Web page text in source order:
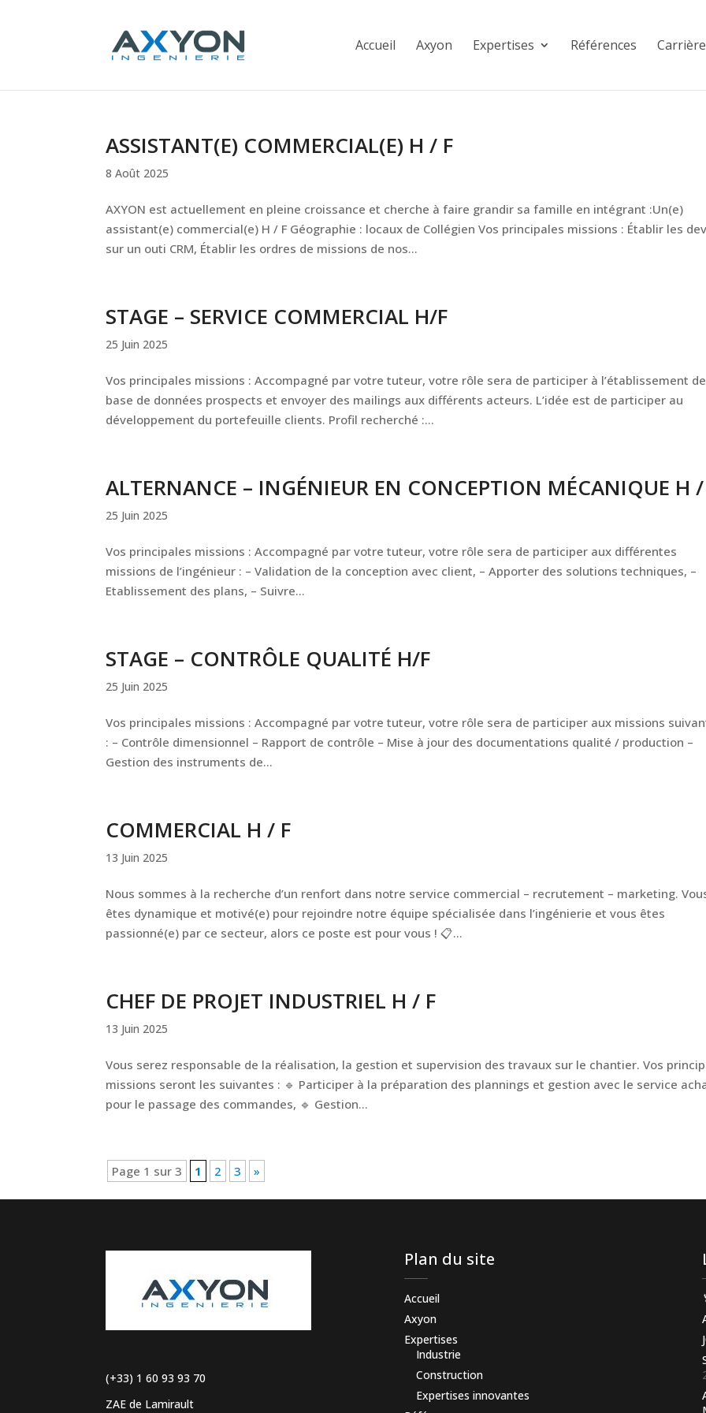
Accueil Axyon Expertises Références Carrière
ASSISTANT(E) COMMERCIAL(E) H / F
8 Août 2025
AXYON est actuellement en pleine croissance et cherche à faire grandir sa famille en intégrant :Un(e)
assistant(e) commercial(e) H / F Géographie : locaux de Collégien Vos principales missions : Établir les
sur un outi CRM, Établir les ordres de missions de nos...
STAGE – SERVICE COMMERCIAL H/F
25 Juin 2025
Vos principales missions : Accompagné par votre tuteur, votre rôle sera de participer à l’établissement de
base de données prospects et envoyer des mailings aux différents acteurs. L’idée est de participer au
développement du portefeuille clients. Profil recherché :...
ALTERNANCE – INGÉNIEUR EN CONCEPTION MÉCANIQUE H
25 Juin 2025
Vos principales missions : Accompagné par votre tuteur, votre rôle sera de participer aux différentes
missions de l’ingénieur : – Validation de la conception avec client, – Apporter des solutions techniques, –
Etablissement des plans, – Suivre...
STAGE – CONTRÔLE QUALITÉ H/F
25 Juin 2025
Vos principales missions : Accompagné par votre tuteur, votre rôle sera de participer aux missions
: – Contrôle dimensionnel – Rapport de contrôle – Mise à jour des documentations qualité / production –
Gestion des instruments de...
COMMERCIAL H / F
13 Juin 2025
Nous sommes à la recherche d’un renfort dans notre service commercial – recrutement – marketing.
êtes dynamique et motivé(e) pour rejoindre notre équipe spécialisée dans l’ingénierie et vous êtes
passionné(e) par ce secteur, alors ce poste est pour vous ! 📋...
CHEF DE PROJET INDUSTRIEL H / F
13 Juin 2025
Vous serez responsable de la réalisation, la gestion et supervision des travaux sur le chantier. Vos
missions seront les suivantes : 🔹 Participer à la préparation des plannings et gestion avec le service
pour le passage des commandes, 🔹 Gestion...
Page 1 sur 3 1 2 3 »
(+33) 1 60 93 93 70
ZAE de Lamirault
Plan du site
Accueil
Axyon
Expertises
Industrie
Construction
Expertises innovantes